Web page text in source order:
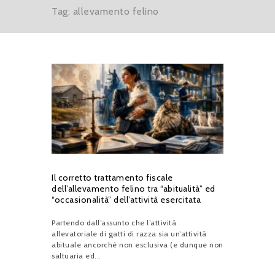
Tag: allevamento felino
Il corretto trattamento fiscale
dell’allevamento felino tra “abitualità” ed
“occasionalità” dell’attività esercitata
Partendo dall’assunto che l’attività
allevatoriale di gatti di razza sia un’attività
abituale ancorché non esclusiva (e dunque non
saltuaria ed...